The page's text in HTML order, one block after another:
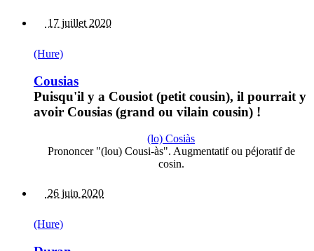
17 juillet 2020
(Hure)
Cousias
Puisqu'il y a Cousiot (petit cousin), il pourrait y
avoir Cousias (grand ou vilain cousin) !
(lo) Cosiàs
Prononcer "(lou) Cousi-às". Augmentatif ou péjoratif de
cosin.
26 juin 2020
(Hure)